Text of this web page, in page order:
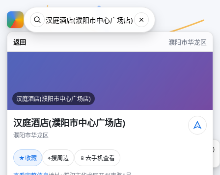
返回 濮阳市华龙区
汉庭酒店(濮阳市中心广场店)
汉庭酒店(濮阳市中心广场店)
濮阳市华龙区
★收藏 ⌖搜周边 📱 去手机查看
汉庭酒店(濮阳市中心广场店)